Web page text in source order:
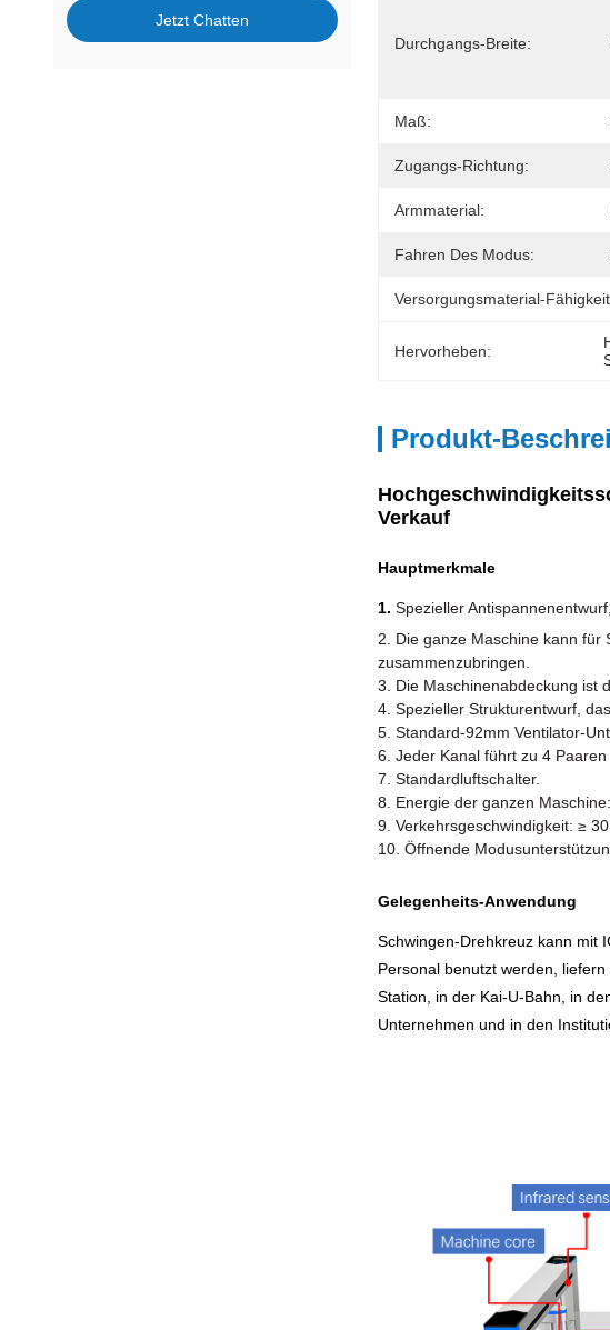
Jetzt Chatten
Durchgangs-Breite:
Maß:
Zugangs-Richtung:
Armmaterial:
Fahren Des Modus:
Versorgungsmaterial-
Hervorheben:
Produkt-
Verkauf
Hauptmerkmale
1. Spezieller
2. Die ganze Maschine kann für
zusammenzubringen.
3. Die Maschinenabdeckung ist
4. Spezieller Strukturentwurf,
5. Standard-92mm Ventilator-
6. Jeder Kanal führt zu 4
7. Standardluftschalter.
8. Energie der ganzen
9. Verkehrsgeschwindigkeit: ≥
10. Öffnende
Gelegenheits-Anwendung
Schwingen-Drehkreuz kann mit
Personal benutzt werden,
Station, in der Kai-U-Bahn, in
Unternehmen und in den